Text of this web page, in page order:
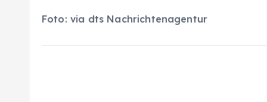
Foto: via dts Nachrichtenagentur